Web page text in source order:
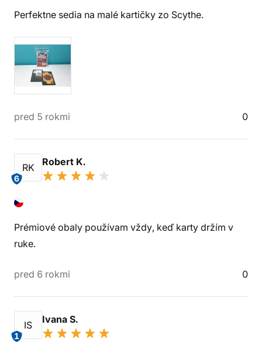
Perfektne sedia na malé kartičky zo Scythe.
pred 5 rokmi 0
RK
6
Robert K.
Prémiové obaly používam vždy, keď karty držím v
ruke.
pred 6 rokmi 0
IS
1
Ivana S.